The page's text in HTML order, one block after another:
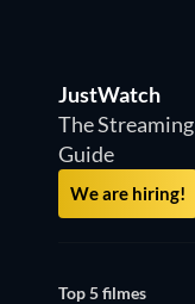
JustWatch
The Streaming
Guide
We are hiring!
Top 5 filmes